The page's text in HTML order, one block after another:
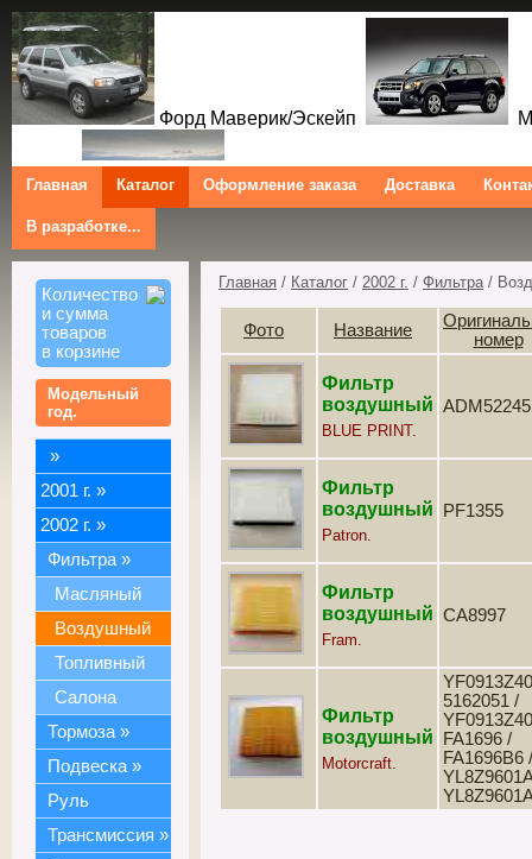
Форд Маверик/Эскейп
Трибют
Ford Maverick/Escape
Tribute Ford Kuga/Escape
Главная Каталог Оформление заказа Доставка
В разработке...
Количество
и сумма
товаров
в корзине
Модельный
год.
»
2001 г. »
2002 г. »
Фильтра »
Масляный
Воздушный
Топливный
Салона
Тормоза »
Подвеска »
Руль
Трансмиссия »
Главная / Каталог / 2002 г. / Фильтра/
Фото Название
номер
Фильтр
воздушный
BLUE PRINT.
ADM52245
Фильтр
воздушный
Patron.
PF1355
Фильтр
воздушный
Fram.
CA8997
Фильтр
воздушный
Motorcraft.
5162051 /
FA1696 /
FA1696B6 /